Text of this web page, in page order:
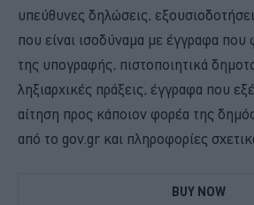
υπεύθυνες δηλώσεις,
που είναι ισοδύναμα με έγγραφα που
της υπογραφής, πιστοποιητικά
ληξιαρχικές πράξεις, έγγραφα που
αίτηση προς κάποιον φορέα της
από το gov.gr και πληροφορίες
BUY NOW